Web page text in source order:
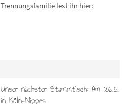
Trennungsfamilie lest ihr hier:
Unser nächster Stammtisch: Am 26.5.
in Köln-Nippes